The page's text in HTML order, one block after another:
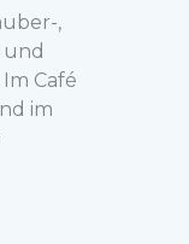
,
Café
im